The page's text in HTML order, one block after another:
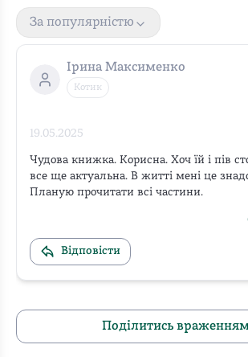
За популярністю
Ірина Максименко
Котик
19.05.2025
Чудова книжка. Корисна. Хоч їй і пів
все ще актуальна. В житті мені це
Планую прочитати всі частини.
Відповісти
Поділитись